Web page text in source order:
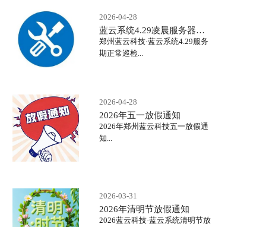
2026-04-28
蓝云系统4.29凌晨服务器正常巡检
郑州蓝云科技·蓝云系统4.29服务
期正常巡检...
2026-04-28
2026年五一放假通知
2026年郑州蓝云科技五一放假通
知...
2026-03-31
2026年清明节放假通知
2026蓝云科技·蓝云系统清明节放